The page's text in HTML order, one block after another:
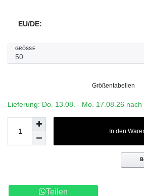
EU/DE:
GRÖSSE
Größentabellen
Lieferung: Do. 13.08. - Mo. 17.08.26 nach
In den
Teilen